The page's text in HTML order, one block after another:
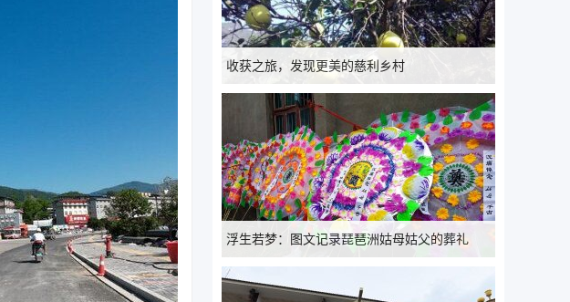
收获之旅，发现更美的慈利乡村
浮生若梦：图文记录琵琶洲姑母姑父的葬礼